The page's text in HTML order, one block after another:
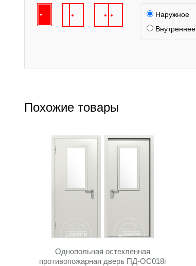
Наружное
Внутреннее
Похожие товары
Однопольная остекленная
противопожарная дверь ПД-ОС018i